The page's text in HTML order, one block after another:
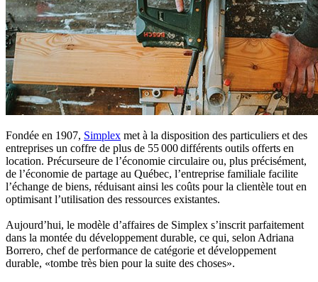
Fondée en 1907, Simplex met à la disposition des particuliers et des
entreprises un coffre de plus de 55 000 différents outils offerts en
location. Précurseure de l’économie circulaire ou, plus précisément,
de l’économie de partage au Québec, l’entreprise familiale facilite
l’échange de biens, réduisant ainsi les coûts pour la clientèle tout en
optimisant l’utilisation des ressources existantes.
Aujourd’hui, le modèle d’affaires de Simplex s’inscrit parfaitement
dans la montée du développement durable, ce qui, selon Adriana
Borrero, chef de performance de catégorie et développement
durable, «tombe très bien pour la suite des choses».